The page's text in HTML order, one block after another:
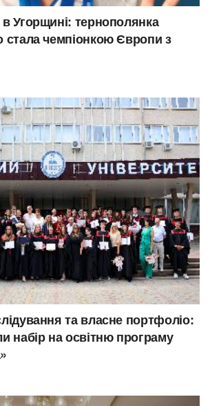
Угорщині: тернополянка
стала чемпіонкою Європи з
та власне портфоліо:
набір на освітню програму